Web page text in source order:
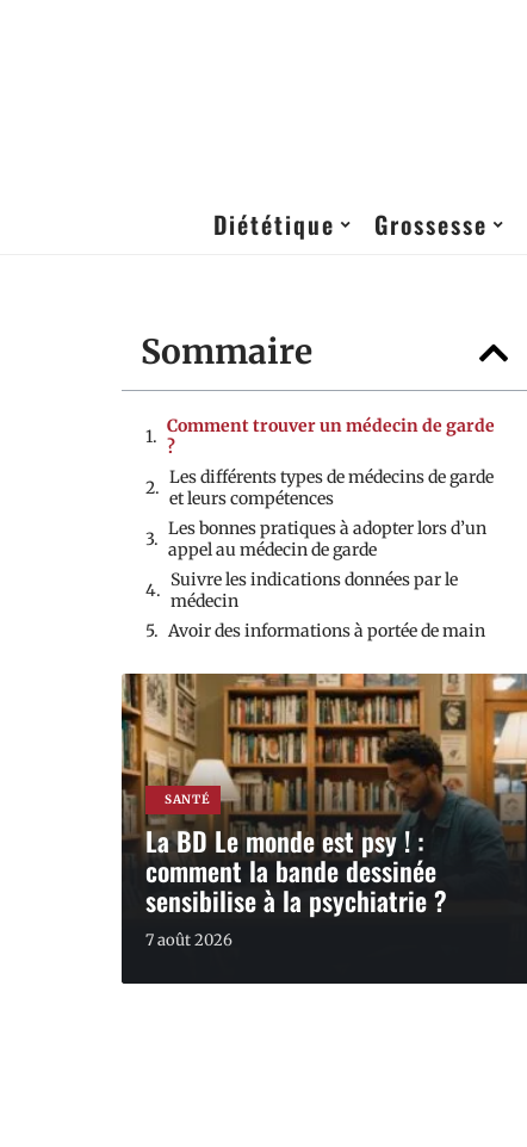
Diététique Grossesse
Sommaire
Comment trouver un médecin de garde
?
Les différents types de médecins de garde
et leurs compétences
Les bonnes pratiques à adopter lors d’un
appel au médecin de garde
Suivre les indications données par le
médecin
Avoir des informations à portée de main
SANTÉ
La BD Le monde est psy ! :
comment la bande dessinée
sensibilise à la psychiatrie ?
7 août 2026